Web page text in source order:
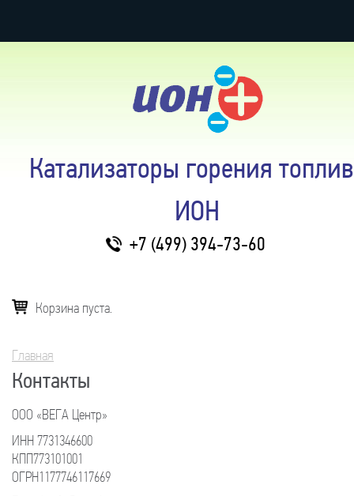
Катализаторы горения
ИОН
+7 (499) 394-73-60
Корзина пуста.
Вы здесь
Главная
Контакты
ООО «ВЕГА Центр»
ИНН 7731346600
КПП773101001
ОГРН1177746117669